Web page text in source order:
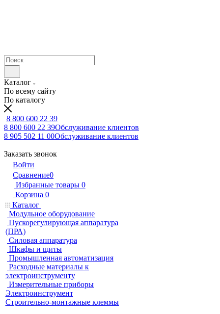
Каталог
По всему сайту
По каталогу
8 800 600 22 39
8 800 600 22 39Обслуживание клиентов
8 905 502 11 00Обслуживание клиентов
Заказать звонок
Войти
Сравнение0
Избранные товары 0
Корзина 0
Каталог
Модульное оборудование
Пускорегулирующая аппаратура
(ПРА)
Силовая аппаратура
Шкафы и щиты
Промышленная автоматизация
Расходные материалы к
электроинструменту
Измерительные приборы
Электроинструмент
Строительно-монтажные клеммы